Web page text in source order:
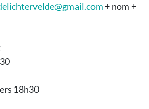
+ nom +
18h30